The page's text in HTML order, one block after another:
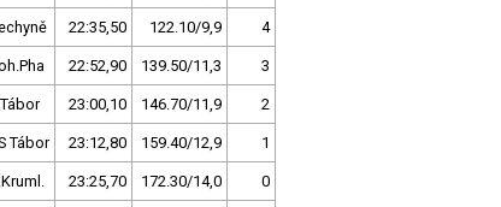
22:35,50 122.10/9,9 4
22:52,90 139.50/11,3 3
23:00,10 146.70/11,9 2
Tábor 23:12,80 159.40/12,9 1
23:25,70 172.30/14,0 0